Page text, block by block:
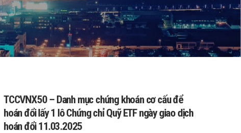
TCCVNX50 – Danh mục chứng khoán cơ cấu để
hoán đổi lấy 1 lô Chứng chỉ Quỹ ETF ngày giao dịch
hoán đổi 11.03.2025